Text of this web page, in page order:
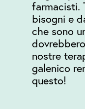
farmacisti.
bisogni e
che sono
nostre
galenico
questo!